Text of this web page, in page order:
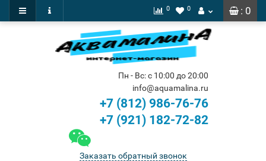
: 0
0 0
Пн - Вс: с 10:00 до 20:00
info@aquamalina.ru
+7 (812) 986-76-76
+7 (921) 182-72-82
Заказать обратный звонок